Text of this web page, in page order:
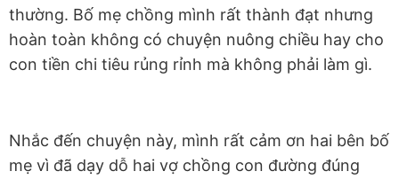
thường. Bố mẹ chồng mình rất thành đạt nhưng
hoàn toàn không có chuyện nuông chiều hay cho
con tiền chi tiêu rủng rỉnh mà không phải làm gì.
Nhắc đến chuyện này, mình rất cảm ơn hai bên bố
mẹ vì đã dạy dỗ hai vợ chồng con đường đúng